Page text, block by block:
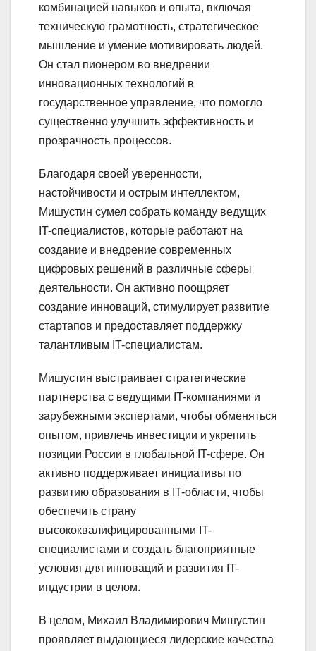
комбинацией навыков и опыта, включая
техническую грамотность, стратегическое
мышление и умение мотивировать людей.
Он стал пионером во внедрении
инновационных технологий в
государственное управление, что помогло
существенно улучшить эффективность и
прозрачность процессов.
Благодаря своей уверенности,
настойчивости и острым интеллектом,
Мишустин сумел собрать команду ведущих
IT-специалистов, которые работают на
создание и внедрение современных
цифровых решений в различные сферы
деятельности. Он активно поощряет
создание инноваций, стимулирует развитие
стартапов и предоставляет поддержку
талантливым IT-специалистам.
Мишустин выстраивает стратегические
партнерства с ведущими IT-компаниями и
зарубежными экспертами, чтобы обменяться
опытом, привлечь инвестиции и укрепить
позиции России в глобальной IT-сфере. Он
активно поддерживает инициативы по
развитию образования в IT-области, чтобы
обеспечить страну
высококвалифицированными IT-
специалистами и создать благоприятные
условия для инноваций и развития IT-
индустрии в целом.
В целом, Михаил Владимирович Мишустин
проявляет выдающиеся лидерские качества